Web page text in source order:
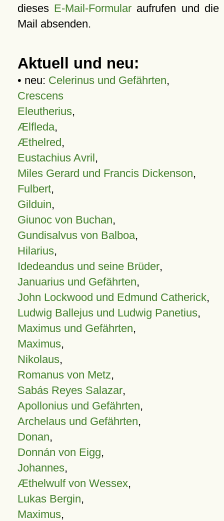
dieses E-Mail-Formular aufrufen und die
Mail absenden.
Aktuell und neu:
• neu: Celerinus und Gefährten,
Crescens
Eleutherius,
Ælfleda,
Æthelred,
Eustachius Avril,
Miles Gerard und Francis Dickenson,
Fulbert,
Gilduin,
Giunoc von Buchan,
Gundisalvus von Balboa,
Hilarius,
Idedeandus und seine Brüder,
Januarius und Gefährten,
John Lockwood und Edmund Catherick,
Ludwig Ballejus und Ludwig Panetius,
Maximus und Gefährten,
Maximus,
Nikolaus,
Romanus von Metz,
Sabás Reyes Salazar,
Apollonius und Gefährten,
Archelaus und Gefährten,
Donan,
Donnán von Eigg,
Johannes,
Æthelwulf von Wessex,
Lukas Bergin,
Maximus,